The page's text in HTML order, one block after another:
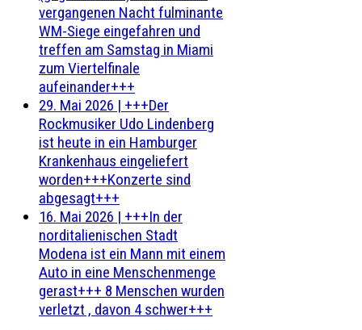
vergangenen Nacht fulminante
WM-Siege eingefahren und
treffen am Samstag in Miami
zum Viertelfinale
aufeinander+++
29. Mai 2026 | +++Der
Rockmusiker Udo Lindenberg
ist heute in ein Hamburger
Krankenhaus eingeliefert
worden+++Konzerte sind
abgesagt+++
16. Mai 2026 | +++In der
norditalienischen Stadt
Modena ist ein Mann mit einem
Auto in eine Menschenmenge
gerast+++ 8 Menschen wurden
verletzt , davon 4 schwer+++